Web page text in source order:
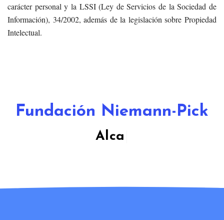
carácter personal y la LSSI (Ley de Servicios de la Sociedad de
Información), 34/2002, además de la legislación sobre Propiedad
Intelectual.
Fundación Niemann-Pick
Alcanzando Meta